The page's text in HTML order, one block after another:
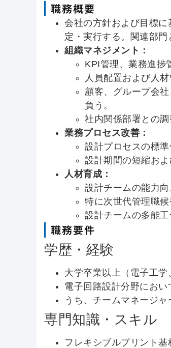
職務概要
会社の方針および目標
定・実行する。関連部門
組織マネジメント：
KPI管理、業務進捗
人員配置および人材
顧客、グループ会
負う。
社内関係部署との
業務プロセス改善：
設計プロセスの標準
設計期間の短縮お
人材育成：
設計チームの能力
特に次世代管理職候
設計チームの多能工
職務要件
学歴・経験
大学卒業以上（電子工学
電子回路設計分野にお
うち、チームマネージ
専門知識・スキル
フレキシブルプリント